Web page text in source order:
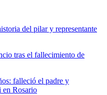
del pilar y representante
tras el fallecimiento de
falleció el padre y
en Rosario